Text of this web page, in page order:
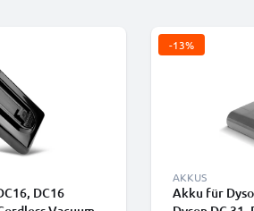
DC16
-13%
AKKUS
Akku für